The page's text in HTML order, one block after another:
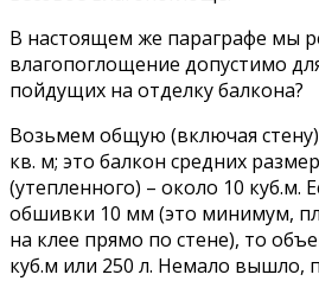
В настоящем же параграфе мы
влагопоглощение допустимо
пойдущих на отделку балкона?
Возьмем общую (включая
кв. м; это балкон средних
(утепленного) – около 10 куб.м.
обшивки 10 мм (это минимум,
на клее прямо по стене), то
куб.м или 250 л. Немало вышло,